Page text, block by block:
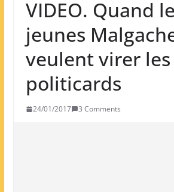
VIDEO. Quand
jeunes
veulent virer les
politicards
24/01/2017 3 Comments